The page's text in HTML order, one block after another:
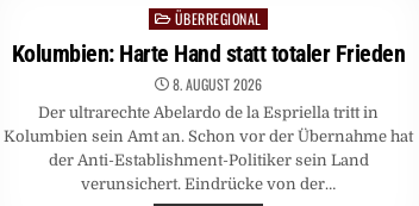
DIE
DIGITAL-
GIGANTEN
AUF
DEMOKRATIE
Posted
in
ÜBERREGIONAL
Kolumbien: Harte Hand statt totaler Frieden
8. AUGUST 2026
Der ultrarechte Abelardo de la Espriella tritt in
Kolumbien sein Amt an. Schon vor der Übernahme hat
der Anti-Establishment-Politiker sein Land
verunsichert. Eindrücke von der…